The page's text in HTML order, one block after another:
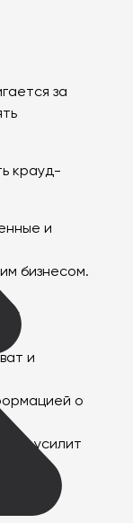
за
крауд-
и
бизнесом.
и
о
Это усилит
SEO-